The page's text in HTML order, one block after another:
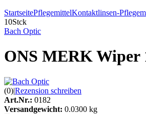
StartseitePflegemittelKontaktlinsen-
10Stck
Bach Optic
ONS MERK Wiper
(0)|Rezension schreiben
Art.Nr.: 0182
Versandgewicht: 0.0300 kg